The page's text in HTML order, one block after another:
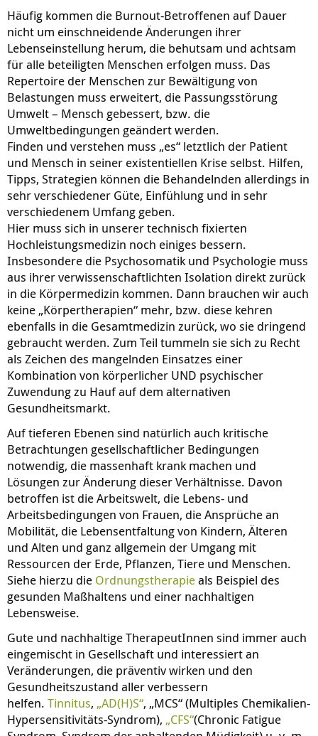
Häufig kommen die Burnout-Betroffenen auf Dauer
nicht um einschneidende Änderungen ihrer
Lebenseinstellung herum, die behutsam und achtsam
für alle beteiligten Menschen erfolgen muss. Das
Repertoire der Menschen zur Bewältigung von
Belastungen muss erweitert, die Passungsstörung
Umwelt – Mensch gebessert, bzw. die
Umweltbedingungen geändert werden.
Finden und verstehen muss „es“ letztlich der Patient
und Mensch in seiner existentiellen Krise selbst. Hilfen,
Tipps, Strategien können die Behandelnden allerdings in
sehr verschiedener Güte, Einfühlung und in sehr
verschiedenem Umfang geben.
Hier muss sich in unserer technisch fixierten
Hochleistungsmedizin noch einiges bessern.
Insbesondere die Psychosomatik und Psychologie muss
aus ihrer verwissenschaftlichten Isolation direkt zurück
in die Körpermedizin kommen. Dann brauchen wir auch
keine „Körpertherapien“ mehr, bzw. diese kehren
ebenfalls in die Gesamtmedizin zurück, wo sie dringend
gebraucht werden. Zum Teil tummeln sie sich zu Recht
als Zeichen des mangelnden Einsatzes einer
Kombination von körperlicher UND psychischer
Zuwendung zu Hauf auf dem alternativen
Gesundheitsmarkt.
Auf tieferen Ebenen sind natürlich auch kritische
Betrachtungen gesellschaftlicher Bedingungen
notwendig, die massenhaft krank machen und
Lösungen zur Änderung dieser Verhältnisse. Davon
betroffen ist die Arbeitswelt, die Lebens- und
Arbeitsbedingungen von Frauen, die Ansprüche an
Mobilität, die Lebensentfaltung von Kindern, Älteren
und Alten und ganz allgemein der Umgang mit
Ressourcen der Erde, Pflanzen, Tiere und Menschen.
Siehe hierzu die Ordnungstherapieals Beispiel des
gesunden Maßhaltens und einer nachhaltigen
Lebensweise.
Gute und nachhaltige TherapeutInnen sind immer auch
eingemischt in Gesellschaft und interessiert an
Veränderungen, die präventiv wirken und den
Gesundheitszustand aller verbessern
helfen. Tinnitus, „AD(H)S“, „MCS“ (Multiples Chemikalien-
Hypersensitivitäts-Syndrom), „CFS“(Chronic Fatigue